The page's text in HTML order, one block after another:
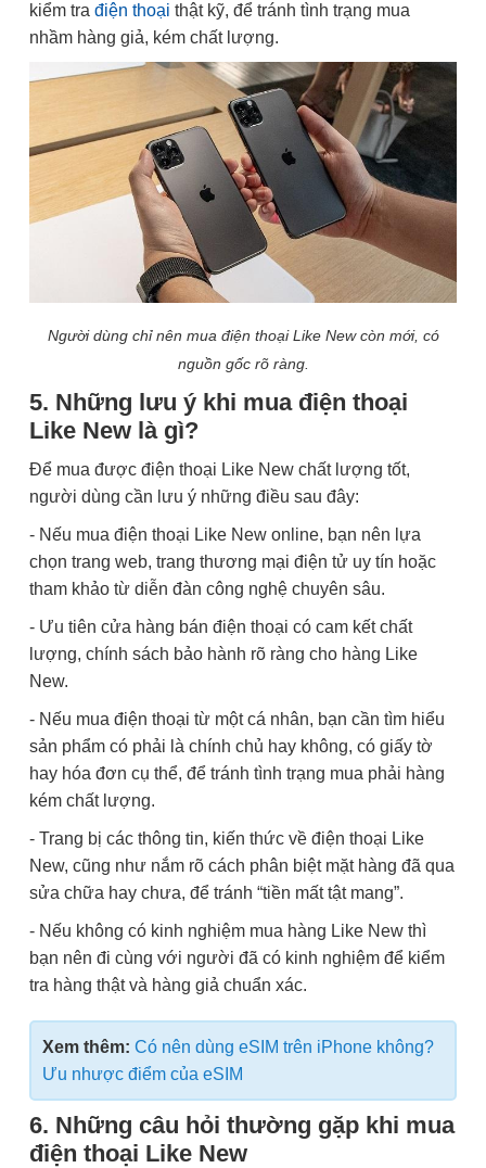
kiểm tra điện thoại thật kỹ, để tránh tình trạng mua
nhầm hàng giả, kém chất lượng.
Người dùng chỉ nên mua điện thoại Like New còn mới, có
nguồn gốc rõ ràng.
5. Những lưu ý khi mua điện thoại
Like New là gì?
Để mua được điện thoại Like New chất lượng tốt,
người dùng cần lưu ý những điều sau đây:
- Nếu mua điện thoại Like New online, bạn nên lựa
chọn trang web, trang thương mại điện tử uy tín hoặc
tham khảo từ diễn đàn công nghệ chuyên sâu.
- Ưu tiên cửa hàng bán điện thoại có cam kết chất
lượng, chính sách bảo hành rõ ràng cho hàng Like
New.
- Nếu mua điện thoại từ một cá nhân, bạn cần tìm hiểu
sản phẩm có phải là chính chủ hay không, có giấy tờ
hay hóa đơn cụ thể, để tránh tình trạng mua phải hàng
kém chất lượng.
- Trang bị các thông tin, kiến thức về điện thoại Like
New, cũng như nắm rõ cách phân biệt mặt hàng đã qua
sửa chữa hay chưa, để tránh “tiền mất tật mang”.
- Nếu không có kinh nghiệm mua hàng Like New thì
bạn nên đi cùng với người đã có kinh nghiệm để kiểm
tra hàng thật và hàng giả chuẩn xác.
Xem thêm: Có nên dùng eSIM trên iPhone không?
Ưu nhược điểm của eSIM
6. Những câu hỏi thường gặp khi mua
điện thoại Like New